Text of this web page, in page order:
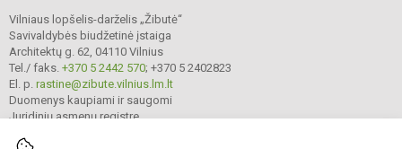
Vilniaus lopšelis-darželis „Žibutė“
Savivaldybės biudžetinė įstaiga
Architektų g. 62, 04110 Vilnius
Tel./ faks. +370 5 2442 570; +370 5 2402823
El. p. rastine@zibute.vilnius.lm.lt
Duomenys kaupiami ir saugomi
Juridinių asmenų registre